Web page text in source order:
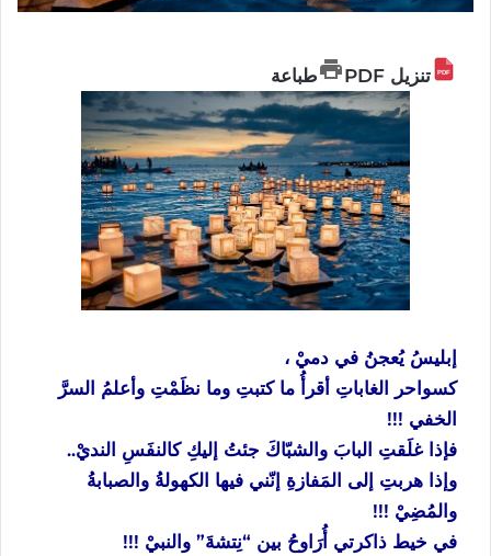
تنزيل PDF طباعة
إبليسُ يُعجنُ في دميْ ،
كسواحر الغاباتِ أقرأُ ما كتبتِ وما نظَمْتِ وأعلمُ السرَّ
الخفي !!!
فإذا غلَقتِ البابَ والشبّاكَ جئتُ إليكِ كالنفَسِ النديْ..
وإذا هربتِ إلى المَفازةِ إنّني فيها الكهولةُ والصبابةُ
والمُضِيْ !!!
في خيط ذاكرتي أُرَاوحُ بين “نِتشةَ” والنبيْ !!!